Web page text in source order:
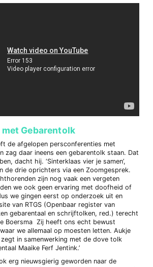
Gebarentolk
de afgelopen persconferenties met
zag daar ineens een gebarentolk staan. Dat
dacht hij. ‘Sinterklaas vier je samen’,
de drie oprichters via een Zoomgesprek.
zijn nog vaak een vergeten
we ook geen ervaring met doofheid of
we gingen eerst op onderzoek uit en
van RTGS (Openbaar register van
gebarentaal en schrijftolken, red.) terecht
Boersma Zij heeft ons echt bewust
we allemaal op moesten letten. Aukje
in samenwerking met de dove tolk
Maaike Ferf Jentink.’
erg nieuwsgierig geworden naar de